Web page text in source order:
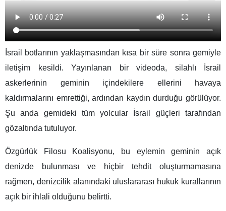
İsrail botlarının yaklaşmasından kısa bir süre sonra gemiyle
iletişim kesildi. Yayınlanan bir videoda, silahlı İsrail
askerlerinin geminin içindekilere ellerini havaya
kaldırmalarını emrettiği, ardından kaydın durduğu görülüyor.
Şu anda gemideki tüm yolcular İsrail güçleri tarafından
gözaltında tutuluyor.
Özgürlük Filosu Koalisyonu, bu eylemin geminin açık
denizde bulunması ve hiçbir tehdit oluşturmamasına
rağmen, denizcilik alanındaki uluslararası hukuk kurallarının
açık bir ihlali olduğunu belirtti.